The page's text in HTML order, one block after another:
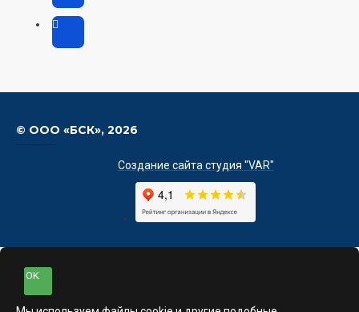
© ООО «БСК», 2026
Создание сайта студия "VAR"
OK